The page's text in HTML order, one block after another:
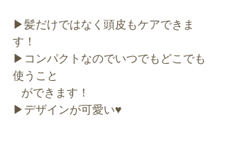
▶髪だけではなく頭皮もケアできま
す！
▶コンパクトなのでいつでもどこでも
使うこと
   ができます！
▶デザインが可愛い♥️